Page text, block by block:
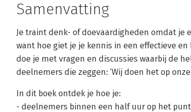
Samenvatting
Je traint denk- of doevaardigheden omdat je
want hoe giet je je kennis in een effectieve
doe je met vragen en discussies waarbij de
deelnemers die zeggen: ‘Wij doen het op
In dit boek ontdek je hoe je:
- deelnemers binnen een half uur op het